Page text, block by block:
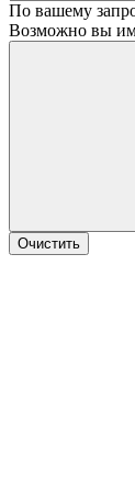
По вашему
Возможно вы
Очистить